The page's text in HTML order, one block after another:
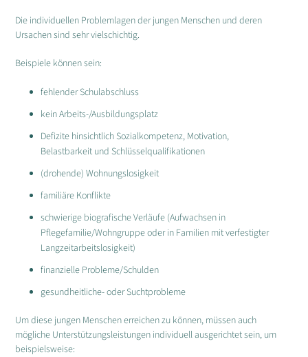
Die individuellen Problemlagen der jungen Menschen und deren
Ursachen sind sehr vielschichtig.
Beispiele können sein:
fehlender Schulabschluss
kein Arbeits-/Ausbildungsplatz
Defizite hinsichtlich Sozialkompetenz, Motivation,
Belastbarkeit und Schlüsselqualifikationen
(drohende) Wohnungslosigkeit
familiäre Konflikte
schwierige biografische Verläufe (Aufwachsen in
Pflegefamilie/Wohngruppe oder in Familien mit verfestigter
Langzeitarbeitslosigkeit)
finanzielle Probleme/Schulden
gesundheitliche- oder Suchtprobleme
Um diese jungen Menschen erreichen zu können, müssen auch
mögliche Unterstützungsleistungen individuell ausgerichtet sein, um
beispielsweise: